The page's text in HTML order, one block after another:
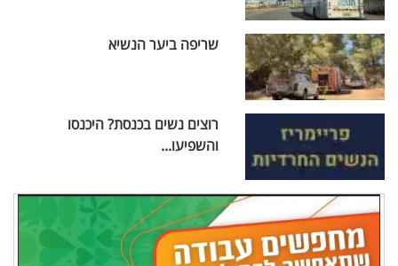
שריפה ביער הנשיא
רוצים נשים בכנסת? היכנסו
והשפיעו...